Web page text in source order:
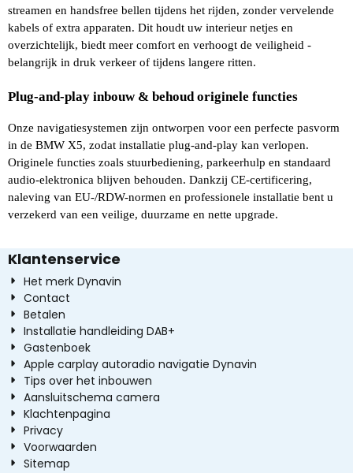
streamen en handsfree bellen tijdens het rijden, zonder vervelende
kabels of extra apparaten. Dit houdt uw interieur netjes en
overzichtelijk, biedt meer comfort en verhoogt de veiligheid -
belangrijk in druk verkeer of tijdens langere ritten.
Plug-and-play inbouw & behoud originele functies
Onze navigatiesystemen zijn ontworpen voor een perfecte pasvorm
in de BMW X5, zodat installatie plug-and-play kan verlopen.
Originele functies zoals stuurbediening, parkeerhulp en standaard
audio-elektronica blijven behouden. Dankzij CE-certificering,
naleving van EU-/RDW-normen en professionele installatie bent u
verzekerd van een veilige, duurzame en nette upgrade.
Klantenservice
Het merk Dynavin
Contact
Betalen
Installatie handleiding DAB+
Gastenboek
Apple carplay autoradio navigatie Dynavin
Tips over het inbouwen
Aansluitschema camera
Klachtenpagina
Privacy
Voorwaarden
Sitemap